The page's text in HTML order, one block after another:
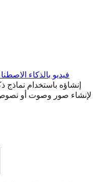
فيديو بالذكاء
إنشاؤه باستخدام نماذج
لإنشاء صور وصوت أو